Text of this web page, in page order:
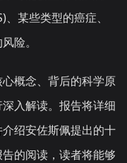
某些类型的癌症、
险。
概念、背后的科学原
入解读。报告将详细
绍安佐斯佩提出的十
的阅读，读者将能够